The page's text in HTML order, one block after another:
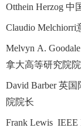
Otthein Herzog
Claudio
Melvyn A.
拿大高等研究院
David Barber 英
院院长
Frank Lewis IEEE